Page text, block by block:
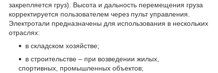
закрепляется груз). Высота и дальность перемещения груза
корректируется пользователем через пульт управления.
Электротали предназначены для использования в нескольких
отраслях:
в складском хозяйстве;
в строительстве – при возведении жилых,
спортивных, промышленных объектов;